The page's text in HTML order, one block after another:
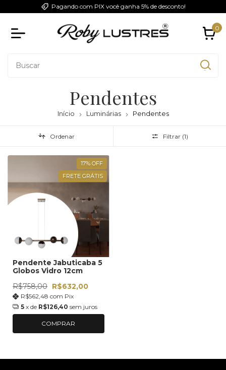
Pagando com PIX você ganha 5% de desconto!
0
Pendentes
Início Luminárias Pendentes
Ordenar Filtrar (1)
17% OFF
FRETE GRÁTIS
Pendente Jabuticaba 5
Globos Vidro 12cm
R$758,00 R$632,00
R$562,48 com Pix
5 x de R$126,40 sem juros
COMPRAR